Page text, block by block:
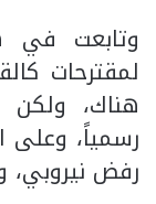
وتابعت في
لمقترحات
هناك،
رسمياً، وعلى
رفض